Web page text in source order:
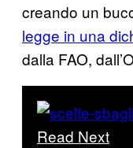
creando un
legge in una
dalla FAO,
Read Next